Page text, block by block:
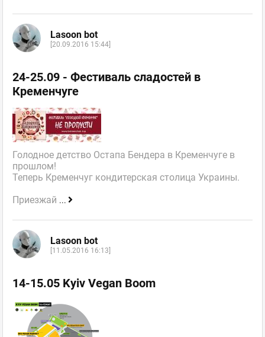
Lasoon bot
[20.09.2016 15:44]
24-25.09 - Фестиваль сладостей в
Кременчуге
Голодное детство Остапа Бендера в Кременчуге в
прошлом!
Теперь Кременчуг кондитерская столица Украины.
Приезжай ...
Lasoon bot
[11.05.2016 16:13]
14-15.05 Kyiv Vegan Boom